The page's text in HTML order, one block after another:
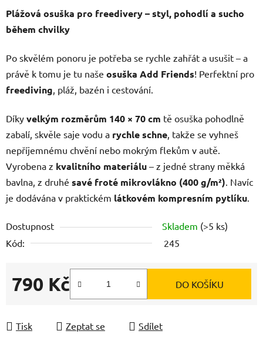
Plážová osuška pro freedivery – styl, pohodlí a sucho
během chvilky
Po skvělém ponoru je potřeba se rychle zahřát a usušit – a
právě k tomu je tu naše osuška Add Friends! Perfektní pro
freediving , pláž, bazén i cestování.
Díky velkým rozměrům 140 × 70 cm tě osuška pohodlně
zabalí, skvěle saje vodu a rychle schne , takže se vyhneš
nepříjemnému chvění nebo mokrým flekům v autě.
Vyrobena z kvalitního materiálu – z jedné strany měkká
bavlna, z druhé savé froté mikrovlákno (400 g/m²) . Navíc
je dodávána v praktickém látkovém kompresním pytlíku
Dostupnost Skladem (>5 ks)
Kód:
245
790 Kč DO KOŠÍKU
Tisk Zeptat se Sdílet